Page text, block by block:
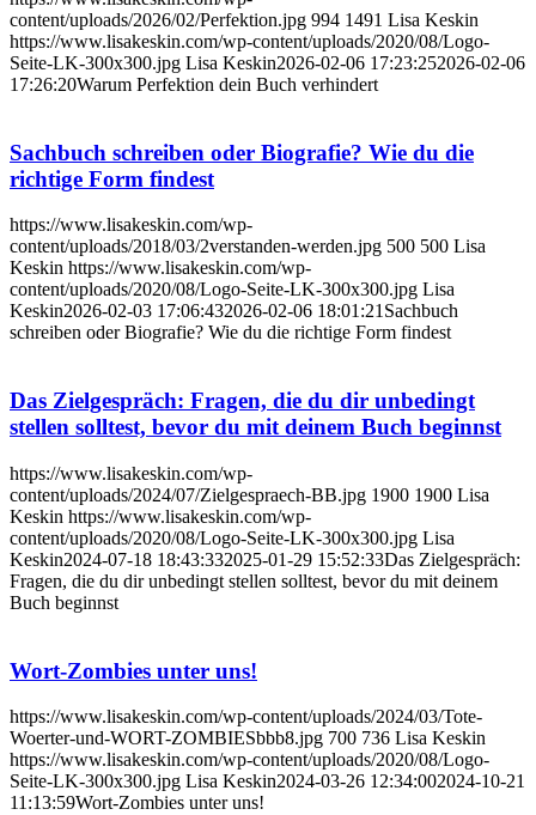
content/uploads/2026/02/Perfektion.jpg 994 1491 Lisa Keskin
https://www.lisakeskin.com/wp-content/uploads/2020/08/Logo-
Seite-LK-300x300.jpg Lisa Keskin2026-02-06 17:23:252026-02-06
17:26:20Warum Perfektion dein Buch verhindert
Sachbuch schreiben oder Biografie? Wie du die
richtige Form findest
https://www.lisakeskin.com/wp-
content/uploads/2018/03/2verstanden-werden.jpg 500 500 Lisa
Keskin https://www.lisakeskin.com/wp-
content/uploads/2020/08/Logo-Seite-LK-300x300.jpg Lisa
Keskin2026-02-03 17:06:432026-02-06 18:01:21Sachbuch
schreiben oder Biografie? Wie du die richtige Form findest
Das Zielgespräch: Fragen, die du dir unbedingt
stellen solltest, bevor du mit deinem Buch beginnst
https://www.lisakeskin.com/wp-
content/uploads/2024/07/Zielgespraech-BB.jpg 1900 1900 Lisa
Keskin https://www.lisakeskin.com/wp-
content/uploads/2020/08/Logo-Seite-LK-300x300.jpg Lisa
Keskin2024-07-18 18:43:332025-01-29 15:52:33Das Zielgespräch:
Fragen, die du dir unbedingt stellen solltest, bevor du mit deinem
Buch beginnst
Wort-Zombies unter uns!
https://www.lisakeskin.com/wp-content/uploads/2024/03/Tote-
Woerter-und-WORT-ZOMBIESbbb8.jpg 700 736 Lisa Keskin
https://www.lisakeskin.com/wp-content/uploads/2020/08/Logo-
Seite-LK-300x300.jpg Lisa Keskin2024-03-26 12:34:002024-10-21
11:13:59Wort-Zombies unter uns!